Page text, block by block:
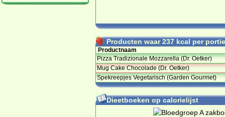
Producten waar 237 kcal per
Productnaam
Pizza Tradizionale Mozzarella (Dr. Oetker)
Mug Cake Chocolade (Dr. Oetker)
Spekreepjes Vegetarisch (Garden Gourmet)
Dieetboeken op calorielijst